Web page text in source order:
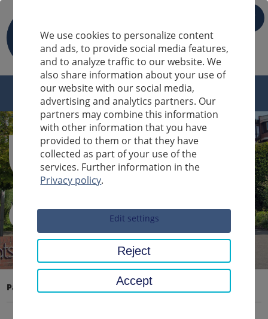
Sucheingabe
Pagina iniziale Ufficio distrettuale, distretto
We use cookies to personalize content
and ads, to provide social media features,
and to analyze traffic to our website. We
also share information about your use of
our website with our social media,
advertising and analytics partners. Our
partners may combine this information
with other information that you have
provided to them or that they have
collected as part of your use of the
services. Further information in the
Privacy policy.
Edit settings
Reject
Accept